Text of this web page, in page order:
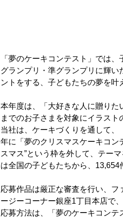
「夢のケーキコンテスト」では
グランプリ・準グランプリに輝
ントをする、子どもたちの夢を叶
本年度は、「大好きな人に贈り
までのお子さまを対象にイラスト
当社は、ケーキづくりを通して
年に「夢のクリスマスケーキコン
スマス”という枠を外して、テー
は全国の子どもたちから、13,654
応募作品は厳正な審査を行い、
ージーコーナー銀座1丁目本店で
応募方法は、「夢のケーキコン